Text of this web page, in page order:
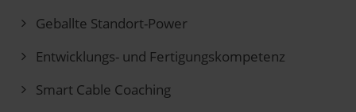
Geballte Standort-Power
Entwicklungs- und Fertigungskompetenz
Smart Cable Coaching